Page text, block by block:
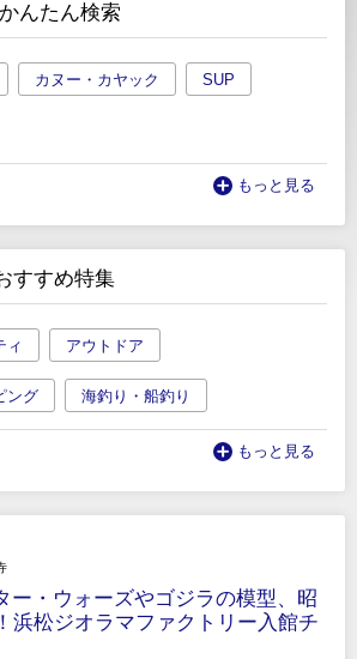
んたん検索
カヌー・カヤック SUP
もっと見る
すすめ特集
ィ アウトドア
ング 海釣り・船釣り
もっと見る
ー・ウォーズやゴジラの模型、昭
浜松ジオラマファクトリー入館チ